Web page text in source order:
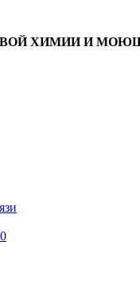
ХИМИИ И